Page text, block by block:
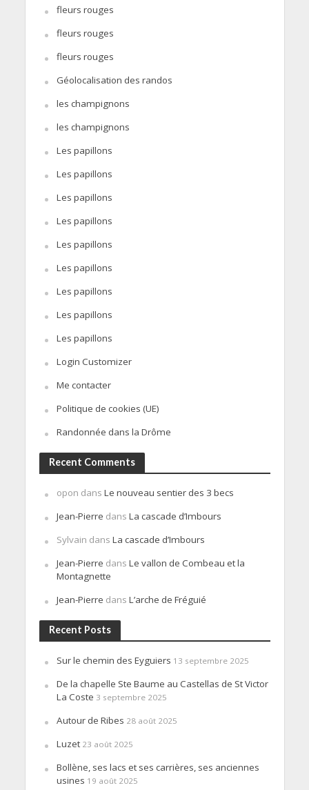
fleurs rouges
fleurs rouges
fleurs rouges
Géolocalisation des randos
les champignons
les champignons
Les papillons
Les papillons
Les papillons
Les papillons
Les papillons
Les papillons
Les papillons
Les papillons
Les papillons
Login Customizer
Me contacter
Politique de cookies (UE)
Randonnée dans la Drôme
Recent Comments
opon dans Le nouveau sentier des 3 becs
Jean-Pierre dans La cascade d’Imbours
Sylvain dans La cascade d’Imbours
Jean-Pierre dans Le vallon de Combeau et la
Montagnette
Jean-Pierre dans L’arche de Fréguié
Recent Posts
Sur le chemin des Eyguiers 13 septembre 2025
De la chapelle Ste Baume au Castellas de St Victor
La Coste 3 septembre 2025
Autour de Ribes 28 août 2025
Luzet 23 août 2025
Bollène, ses lacs et ses carrières, ses anciennes
usines 19 août 2025